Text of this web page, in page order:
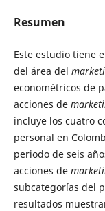
Resumen
Este estudio tiene
del área del
econométricos de
acciones de
incluye los cuatro
personal en
periodo de seis
acciones de
subcategorías del
resultados